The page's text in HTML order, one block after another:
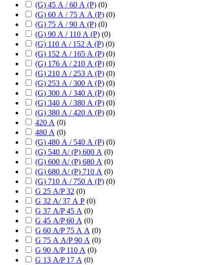
(G) 45 А / 60 А (P) (0)
(G) 60 А / 75 А А (P) (0)
(G) 75 А / 90 А (P) (0)
(G) 90 А / 110 А (P) (0)
(G) 110 А / 152 А (P) (0)
(G) 152 А / 165 А (P) (0)
(G) 176 А / 210 А (P) (0)
(G) 210 А / 253 А (P) (0)
(G) 253 А / 300 А (P) (0)
(G) 300 А / 340 А (P) (0)
(G) 340 А / 380 А (P) (0)
(G) 380 А / 420 А (P) (0)
420 А (0)
480 А (0)
(G) 480 А / 540 А (P) (0)
(G) 540 А/ (P) 600 А (0)
(G) 600 А/ (P) 680 А (0)
(G) 680 А/ (P) 710 А (0)
(G) 710 А / 750 А (P) (0)
G 25 А/P 32 (0)
G 32 А/ 37 А P (0)
G 37 А/P 45 А (0)
G 45 А/P 60 А (0)
G 60 А/P 75 А А (0)
G 75 А А/P 90 А (0)
G 90 А/P 110 А (0)
G 13 А/P 17 А (0)